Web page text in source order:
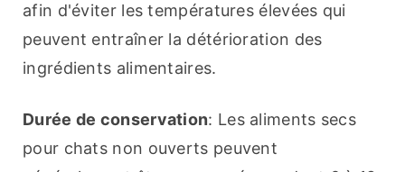
afin d'éviter les températures élevées qui
peuvent entraîner la détérioration des
ingrédients alimentaires.
Durée de conservation: Les aliments secs
pour chats non ouverts peuvent